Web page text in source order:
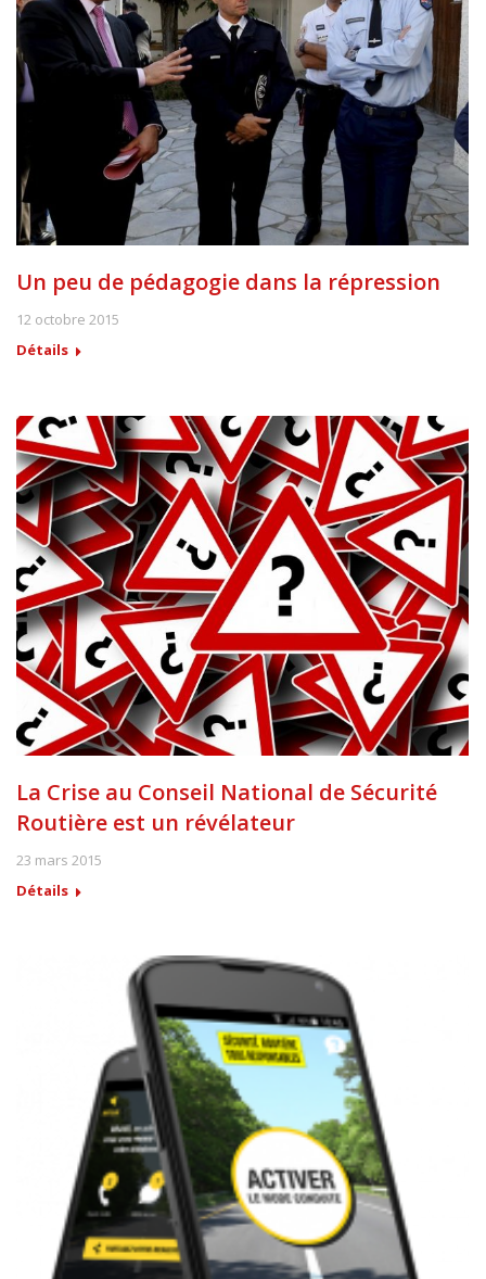
Un peu de pédagogie dans la répression
12 octobre 2015
Détails
La Crise au Conseil National de Sécurité
Routière est un révélateur
23 mars 2015
Détails